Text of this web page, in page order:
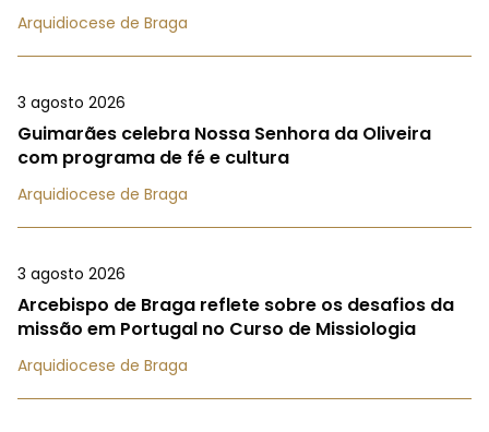
Arquidiocese de Braga
3 agosto 2026
Guimarães celebra Nossa Senhora da Oliveira
com programa de fé e cultura
Arquidiocese de Braga
3 agosto 2026
Arcebispo de Braga reflete sobre os desafios da
missão em Portugal no Curso de Missiologia
Arquidiocese de Braga